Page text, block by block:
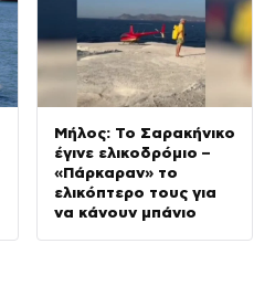
Μήλος: Το Σαρακήνικο
έγινε ελικοδρόμιο –
«Πάρκαραν» το
ελικόπτερο τους για
να κάνουν μπάνιο